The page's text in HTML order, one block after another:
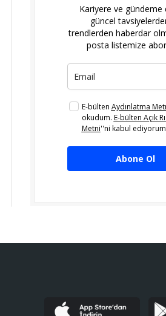
Kariyere ve gündeme
güncel
trendlerden haberdar
posta listemize
E-bülten Aydınlatma
okudum. E-bülten Açık
Metni''ni kabul
Abone Ol